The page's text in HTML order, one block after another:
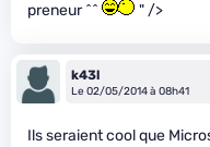
preneur ^^
" />
k43l
Le 02/05/2014 à 08h41
Ils seraient cool que